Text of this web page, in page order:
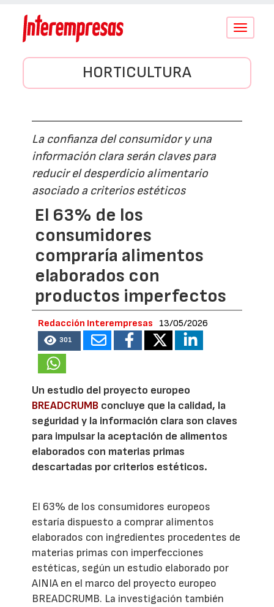
Conmutar
HORTICULTURA
La confianza del consumidor y una
información clara serán claves para
reducir el desperdicio alimentario
asociado a criterios estéticos
El 63% de los
consumidores
compraría alimentos
elaborados con
productos imperfectos
Redacción Interempresas 13/05/2026
301
Un estudio del proyecto europeo
BREADCRUMB concluye que la calidad, la
seguridad y la información clara son claves
para impulsar la aceptación de alimentos
elaborados con materias primas
descartadas por criterios estéticos.
El 63% de los consumidores europeos
estaría dispuesto a comprar alimentos
elaborados con ingredientes procedentes de
materias primas con imperfecciones
estéticas, según un estudio elaborado por
AINIA en el marco del proyecto europeo
BREADCRUMB. La investigación también